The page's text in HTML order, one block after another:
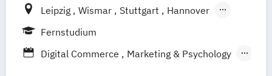
Leipzig Wismar Stuttgart
Hannover
Frankfurt am Main
Nürnberg
Fernstudium
Digital Commerce
Marketing & Psychology